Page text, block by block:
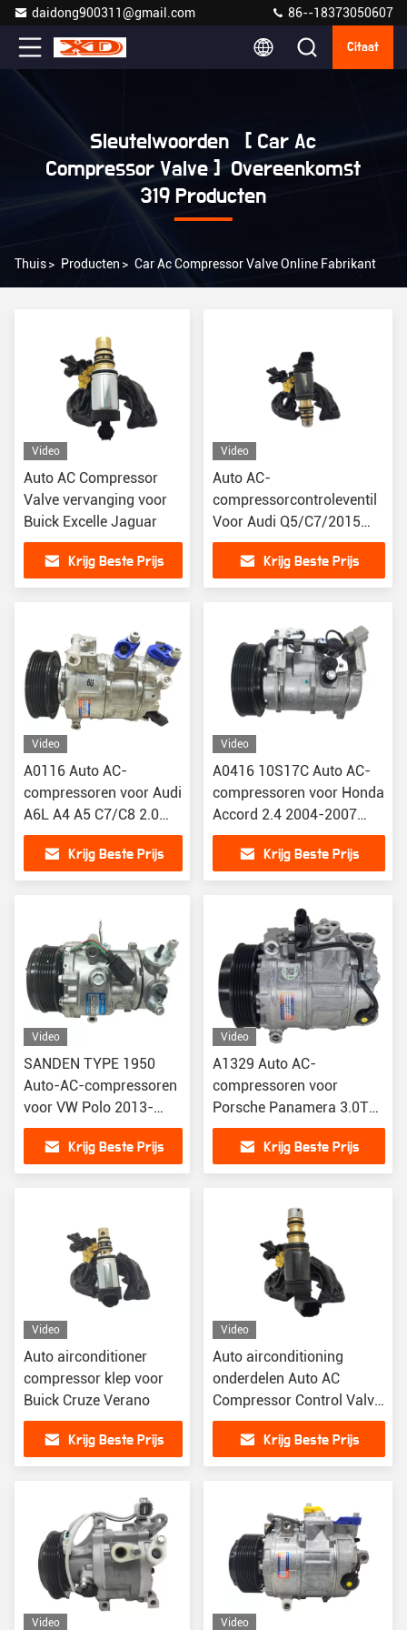
daidong900311@gmail.com 86--18373050607
Citaat
Sleutelwoorden [ Car Ac
Compressor Valve ] Overeenkomst
319 Producten
Thuis> Producten > Car Ac Compressor Valve Online Fabrikant
Video
Auto AC Compressor
Valve vervanging voor
Buick Excelle Jaguar
Krijg Beste Prijs
Video
Auto AC-
compressorcontroleventil
Voor Audi Q5/C7/2015
Hyundai Sonata
Krijg Beste Prijs
Video
A0116 Auto AC-
compressoren voor Audi
A6L A4 A5 C7/C8 2.0
4M0820803
4G0260805D
8T0260805N
Krijg Beste Prijs
Video
A0416 10S17C Auto AC-
compressoren voor Honda
Accord 2.4 2004-2007
CM4 CM5 38810-RAA-
A01 / 38810-RAA-A01-A
Krijg Beste Prijs
Video
SANDEN TYPE 1950
Auto-AC-compressoren
voor VW Polo 2013-
3204432425
Krijg Beste Prijs
Video
A1329 Auto AC-
compressoren voor
Porsche Panamera 3.0T
94812601103
97012601102Krijg Beste Prijs
Video
Auto airconditioner
compressor klep voor
Buick Cruze Verano
Krijg Beste Prijs
Video
Auto airconditioning
onderdelen Auto AC
Compressor Control Valve
Voor Peugeot 408 3008
Denso typeKrijg Beste Prijs
Video Video